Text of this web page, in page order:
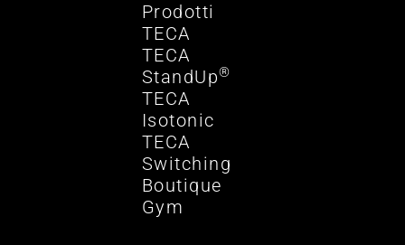
Prodotti
TECA
TECA
StandUp®
TECA
Isotonic
TECA
Switching
Boutique
Gym